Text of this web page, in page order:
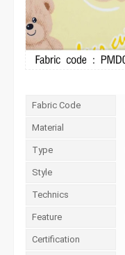
Fabric Code
Material
Type
Style
Technics
Feature
Certification